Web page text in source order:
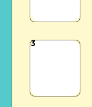
Cuándo
Guía
completa
y
Future
en
3